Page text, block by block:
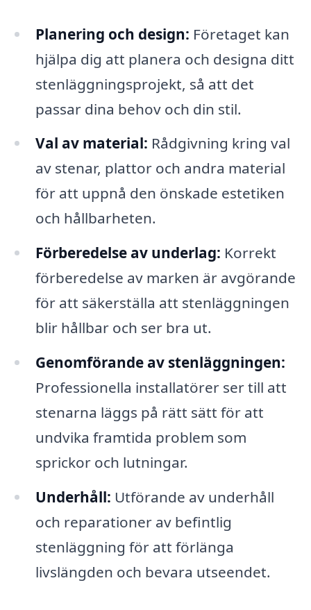
Planering och design: Företaget kan
hjälpa dig att planera och designa ditt
stenläggningsprojekt, så att det
passar dina behov och din stil.
Val av material: Rådgivning kring val
av stenar, plattor och andra material
för att uppnå den önskade estetiken
och hållbarheten.
Förberedelse av underlag: Korrekt
förberedelse av marken är avgörande
för att säkerställa att stenläggningen
blir hållbar och ser bra ut.
Genomförande av stenläggningen:
Professionella installatörer ser till att
stenarna läggs på rätt sätt för att
undvika framtida problem som
sprickor och lutningar.
Underhåll: Utförande av underhåll
och reparationer av befintlig
stenläggning för att förlänga
livslängden och bevara utseendet.